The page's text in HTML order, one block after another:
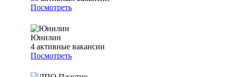
Посмотреть
Юнилин
4 активные вакансии
Посмотреть